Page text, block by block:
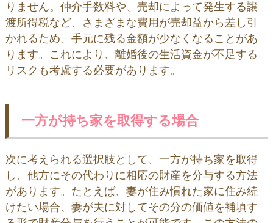
りません。仲介手数料や、売却によって発生する譲
渡所得税など、さまざまな費用が売却益から差し引
かれるため、手元に残る金額が少なくなることがあ
ります。これにより、離婚後の生活資金が不足する
リスクも考慮する必要があります。
一方が持ち家を取得する場合
次に考えられる選択肢として、一方が持ち家を取得
し、他方にその代わりに相応の財産を分与する方法
があります。たとえば、妻が住み慣れた家に住み続
けたい場合、妻が夫に対してその分の価値を補填す